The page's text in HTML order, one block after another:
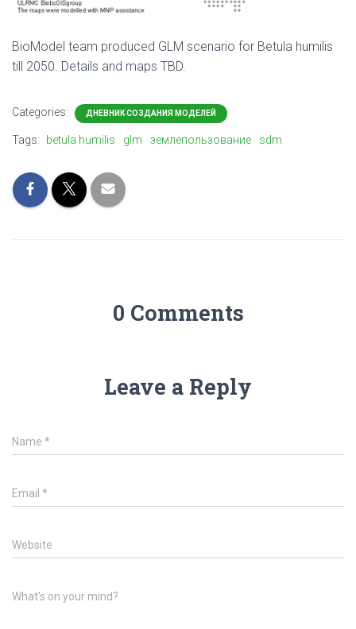
BioModel team produced GLM scenario for Betula humilis
till 2050. Details and maps TBD.
Categories: ДНЕВНИК СОЗДАНИЯ МОДЕЛЕЙ
Tags: betula humilis glm землепользование sdm
0 Comments
Leave a Reply
Name *
Email *
Website
What's on your mind?